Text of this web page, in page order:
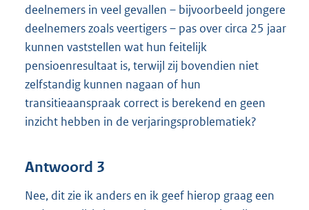
deelnemers in veel gevallen – bijvoorbeeld jongere
deelnemers zoals veertigers – pas over circa 25 jaar
kunnen vaststellen wat hun feitelijk
pensioenresultaat is, terwijl zij bovendien niet
zelfstandig kunnen nagaan of hun
transitieaanspraak correct is berekend en geen
inzicht hebben in de verjaringsproblematiek?
Antwoord 3
Nee, dit zie ik anders en ik geef hierop graag een